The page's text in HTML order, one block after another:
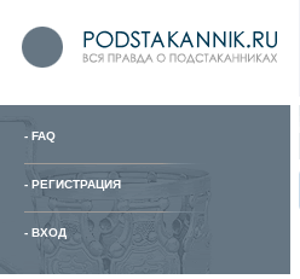
- FAQ
- РЕГИСТРАЦИЯ
- ВХОД